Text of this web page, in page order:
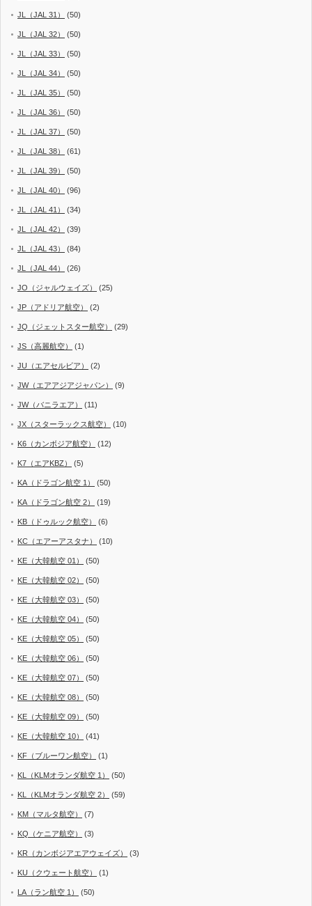
JL（JAL 31） (50)
JL（JAL 32） (50)
JL（JAL 33） (50)
JL（JAL 34） (50)
JL（JAL 35） (50)
JL（JAL 36） (50)
JL（JAL 37） (50)
JL（JAL 38） (61)
JL（JAL 39） (50)
JL（JAL 40） (96)
JL（JAL 41） (34)
JL（JAL 42） (39)
JL（JAL 43） (84)
JL（JAL 44） (26)
JO（ジャルウェイズ） (25)
JP（アドリア航空） (2)
JQ（ジェットスター航空） (29)
JS（高麗航空） (1)
JU（エアセルビア） (2)
JW（エアアジアジャパン） (9)
JW（バニラエア） (11)
JX（スターラックス航空） (10)
K6（カンボジア航空） (12)
K7（エアKBZ） (5)
KA（ドラゴン航空 1） (50)
KA（ドラゴン航空 2） (19)
KB（ドゥルック航空） (6)
KC（エアーアスタナ） (10)
KE（大韓航空 01） (50)
KE（大韓航空 02） (50)
KE（大韓航空 03） (50)
KE（大韓航空 04） (50)
KE（大韓航空 05） (50)
KE（大韓航空 06） (50)
KE（大韓航空 07） (50)
KE（大韓航空 08） (50)
KE（大韓航空 09） (50)
KE（大韓航空 10） (41)
KF（ブルーワン航空） (1)
KL（KLMオランダ航空 1） (50)
KL（KLMオランダ航空 2） (59)
KM（マルタ航空） (7)
KQ（ケニア航空） (3)
KR（カンボジアエアウェイズ） (3)
KU（クウェート航空） (1)
LA（ラン航空 1） (50)